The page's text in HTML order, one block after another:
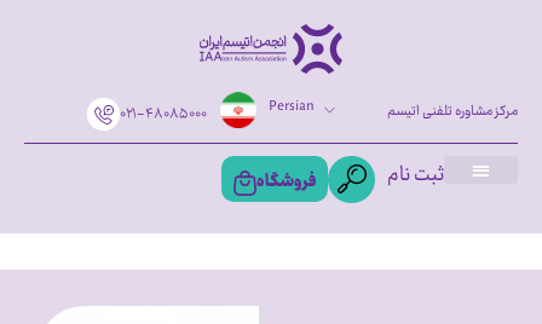
۰۲۱-۴۸۰۸۵۰۰۰ Persian مرکز مشاوره تلفنی اتیسم
ثبت نام فروشگاه